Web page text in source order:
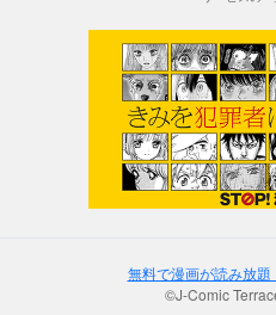
無料で漫画が読み放題
©J-Comic